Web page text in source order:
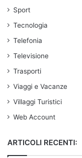
Sport
Tecnologia
Telefonia
Televisione
Trasporti
Viaggi e Vacanze
Villaggi Turistici
Web Account
ARTICOLI RECENTI: